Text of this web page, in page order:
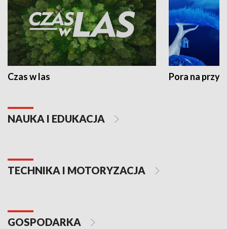
Czas w las Pora na
NAUKA I EDUKACJA
TECHNIKA I MOTORYZACJA
GOSPODARKA